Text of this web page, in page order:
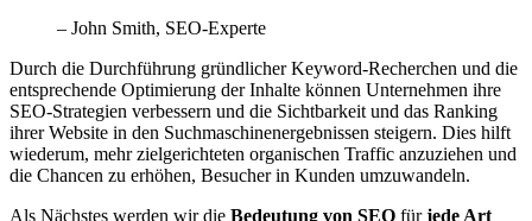
– John Smith, SEO-Experte
Durch die Durchführung gründlicher Keyword-Recherchen und die
entsprechende Optimierung der Inhalte können Unternehmen ihre
SEO-Strategien verbessern und die Sichtbarkeit und das Ranking
ihrer Website in den Suchmaschinenergebnissen steigern. Dies hilft
wiederum, mehr zielgerichteten organischen Traffic anzuziehen und
die Chancen zu erhöhen, Besucher in Kunden umzuwandeln.
Als Nächstes werden wir die Bedeutung von SEO fürjede Art